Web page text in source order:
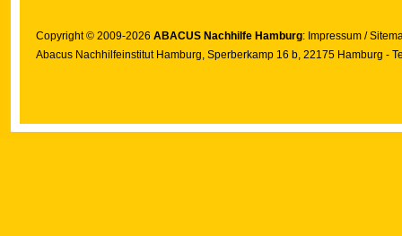
Copyright © 2009-2026 ABACUS Nachhilfe Hamburg: Impressum /
Abacus Nachhilfeinstitut Hamburg, Sperberkamp 16 b, 22175 Hamburg -